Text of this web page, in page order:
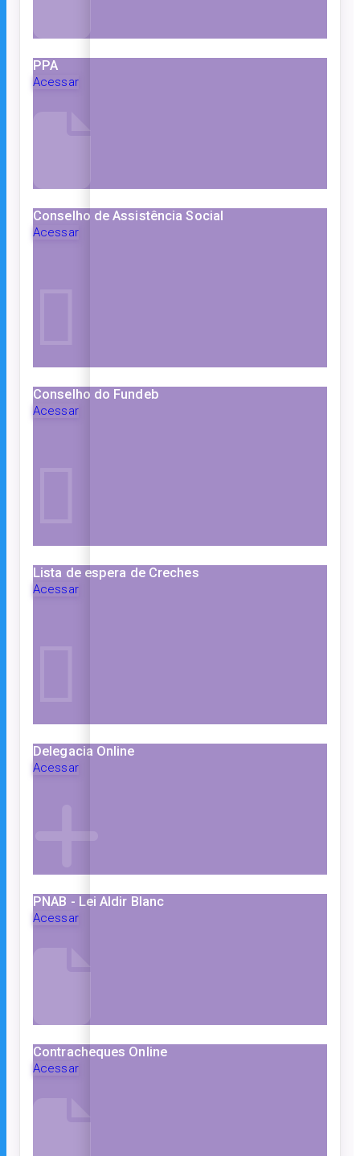
PPA
Acessar
Conselho de Assistência Social
Acessar
Conselho do Fundeb
Acessar
Lista de espera de Creches
Acessar
Delegacia Online
Acessar
PNAB - Lei Aldir Blanc
Acessar
Contracheques Online
Acessar